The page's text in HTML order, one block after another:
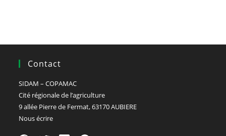
Contact
SIDAM – COPAMAC
Cité régionale de l’agriculture
9 allée Pierre de Fermat, 63170 AUBIERE
Nous écrire